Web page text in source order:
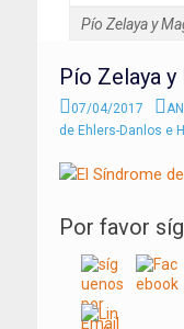
Pío Zelaya y
Pío Zelaya
Enviado
el
07/04/2017
de Ehlers-Danlos e
Por favor